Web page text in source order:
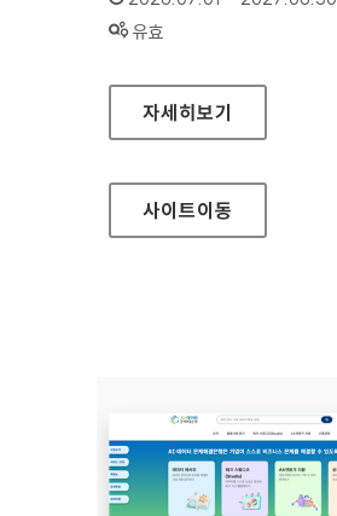
상태 :
유효
인천연구원
자세히보기
사이트이동